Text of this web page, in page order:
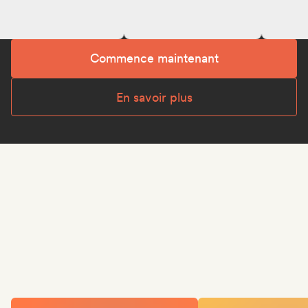
Commence maintenant
En savoir plus